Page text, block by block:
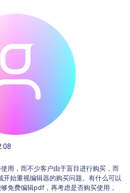
用，而不少客户由于盲目进行购买，而
开始重视编辑器的购买问题。有什么可以
免费编辑pdf，再考虑是否购买使用，